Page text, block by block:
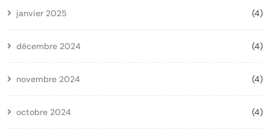
janvier 2025 (4)
décembre 2024 (4)
novembre 2024 (4)
octobre 2024 (4)